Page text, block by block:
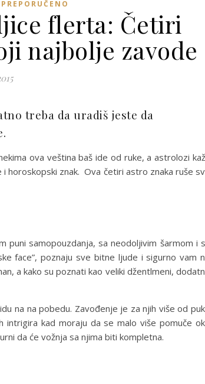
PREPORUČENO
flerta: Četiri
najbolje zavode
treba da uradiš jeste da
ova veština baš ide od ruke, a astrolozi
horoskopski znak. Ova četiri astro znaka ruše
puni samopouzdanja, sa neodoljivim šarmom i
face”, poznaju sve bitne ljude i sigurno vam
a kako su poznati kao veliki džentlmeni,
na na pobedu. Zavođenje je za njih više od
intrigira kad moraju da se malo više pomuče
da će vožnja sa njima biti kompletna.